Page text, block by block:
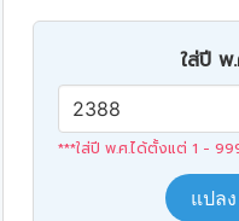
ใส่ปี พ
***ใส่ปี พ.ศ.ได้ตั้งแต่ 1 -
แปล